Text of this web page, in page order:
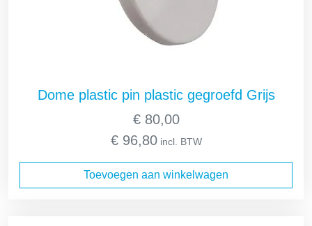
Dome plastic pin plastic gegroefd Grijs
€80,00
€96,80incl. BTW
Toevoegen aan winkelwagen